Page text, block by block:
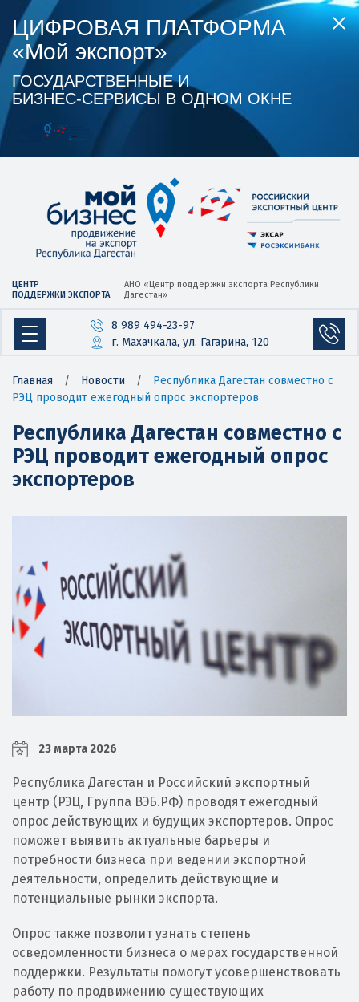
ЦИФРОВАЯ ПЛАТФОРМА
«Мой экспорт»
ГОСУДАРСТВЕННЫЕ И
БИЗНЕС‑СЕРВИСЫ В ОДНОМ ОКНЕ
ЦЕНТР
ПОДДЕРЖКИ ЭКСПОРТА
АНО «Центр поддержки экспорта Республики
Дагестан»
8 989 494-23-97
г. Махачкала, ул. Гагарина, 120
Главная / Новости /
Республика Дагестан совместно с
РЭЦ проводит ежегодный опрос экспортеров
Республика Дагестан совместно с
РЭЦ проводит ежегодный опрос
экспортеров
23 марта 2026
Республика Дагестан и Российский экспортный
центр (РЭЦ, Группа ВЭБ.РФ) проводят ежегодный
опрос действующих и будущих экспортеров. Опрос
поможет выявить актуальные барьеры и
потребности бизнеса при ведении экспортной
деятельности, определить действующие и
потенциальные рынки экспорта.
Опрос также позволит узнать степень
осведомленности бизнеса о мерах государственной
поддержки. Результаты помогут усовершенствовать
работу по продвижению существующих